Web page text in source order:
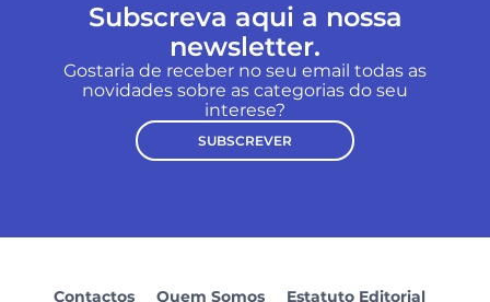
Subscreva aqui a nossa
newsletter.
Gostaria de receber no seu email todas as
novidades sobre as categorias do seu
interese?
SUBSCREVER
Contactos Quem Somos Estatuto Editorial